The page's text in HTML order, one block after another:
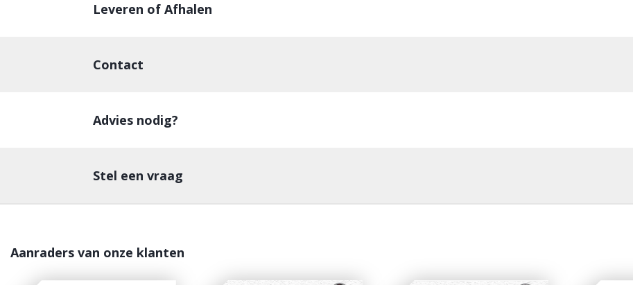
Leveren of Afhalen
Contact
Advies nodig?
Stel een vraag
Aanraders van onze klanten